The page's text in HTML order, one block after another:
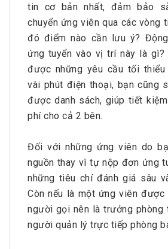
tin cơ bản nhất, đảm bảo
chuyển ứng viên qua các vòng
đó điểm nào cần lưu ý?
ứng tuyển vào vị trí này là
được những yêu cầu tối thiểu
vài phút điện thoại, bạn cũng
được danh sách, giúp tiết
phí cho cả 2 bên.
Đối với những ứng viên do
nguồn thay vì tự nộp đơn ứng
những tiêu chí đánh giá sâu
Còn nếu là một ứng viên
người gọi nên là trưởng phòng
người quản lý trực tiếp phòng